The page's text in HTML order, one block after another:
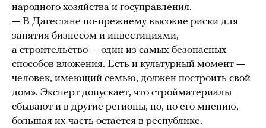
народного хозяйства и госуправления.
— В Дагестане по-прежнему высокие риски для
занятия бизнесом и инвестициями,
а строительство — один из самых безопасных
способов вложения. Есть и культурный момент —
человек, имеющий семью, должен построить свой
дом». Эксперт допускает, что стройматериалы
сбывают и в другие регионы, но, по его мнению,
большая их часть остается в республике.